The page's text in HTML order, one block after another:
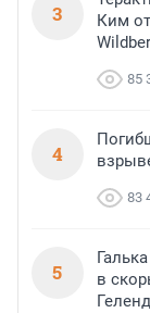
3
Ким
85
4
83
5
в